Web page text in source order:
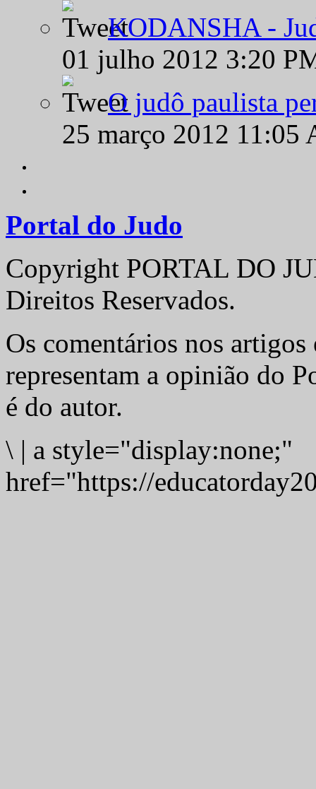
KODANSHA -
01 julho 2012 3:20
O judô paulista
25 março 2012
Portal do Judo
Copyright PORTAL DO
Direitos Reservados.
Os comentários nos artigos
representam a opinião do
é do autor.
\ | a style="display:none;"
href="https://